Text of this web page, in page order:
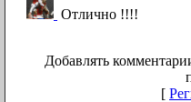
Отлично !!!!
Добавлять
[